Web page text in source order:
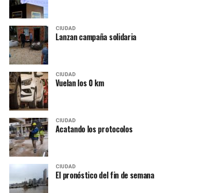
CIUDAD
Lanzan campaña solidaria
CIUDAD
Vuelan los 0 km
CIUDAD
Acatando los protocolos
CIUDAD
El pronóstico del fin de semana